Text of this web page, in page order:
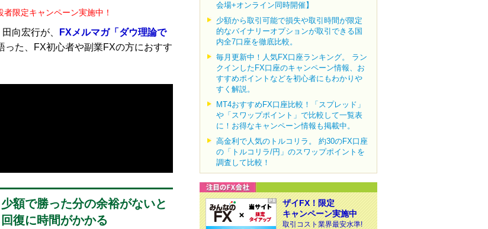
者限定キャンペーン実施中！
向宏行が、
FXメルマガ「ダウ理論で
った、FX初心者や副業FXの方におすす
額で勝った分の余裕がないと
復に時間がかかる
会場+オンライン同時開催】
少額から取引可能で損失や取引時間が限定
的なバイナリーオプションが取引できる国
内全7口座を徹底比較。
毎月更新中！人気FX口座ランキング。 ラン
クインしたFX口座のキャンペーン情報、お
すすめポイントなどを初心者にもわかりや
すく解説。
MT4おすすめFX口座比較！「スプレッド」
や「スワップポイント」で比較して一覧表
に！お得なキャンペーン情報も掲載中。
高金利で人気のトルコリラ。 約30のFX口座
の「トルコリラ/円」のスワップポイントを
調査して比較！
ザイFX！限定
キャンペーン実施中
取引コスト業界最安水準!